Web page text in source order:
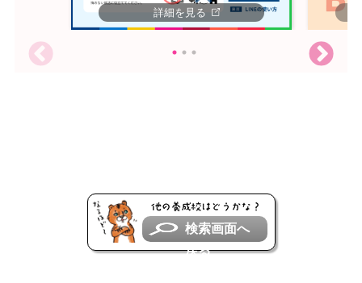
詳細を見る
検索画面へ
戻る